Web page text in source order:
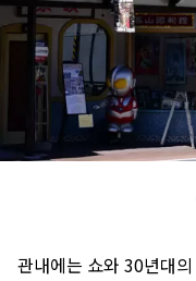
관내에는 쇼와 30년대